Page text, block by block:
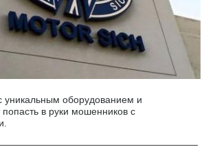
уникальным оборудованием и
в руки мошенников с